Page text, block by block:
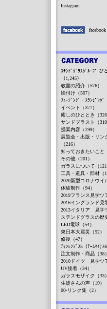
Instagram
facebook
ｽﾃﾝﾄﾞｸﾞﾗｽｸﾞﾙｰﾌﾟ び
（1,245）
教室の紹介（576）
絵付け（507）
ﾌｭｰｼﾞﾝｸﾞ・ｽﾗﾝﾋﾟﾝｸﾞ
イベント（377）
癒しのひととき（326
サンドブラスト（310
授業内容（299）
展覧会・出版・リン
（216）
知っておきたいこと
その他（201）
ガラスについて（121
工具・道具・部材（
2020新型コロナウイ
体験制作（94）
2019フランス見学ツ
2016イングランド見
2013イタリア 見学
ステンドグラスの歴
LED電球（54）
東日本大震災（52）
修復（47）
ﾁｬﾝﾚﾝｼﾞ25（ﾁｰﾑﾏｲﾅｽ
注文制作・商品（38）
2010ドイツ 見学ツ
UV接着（34）
ガラスモザイク（33）
生徒さんの声（19）
00-リンク集（2）